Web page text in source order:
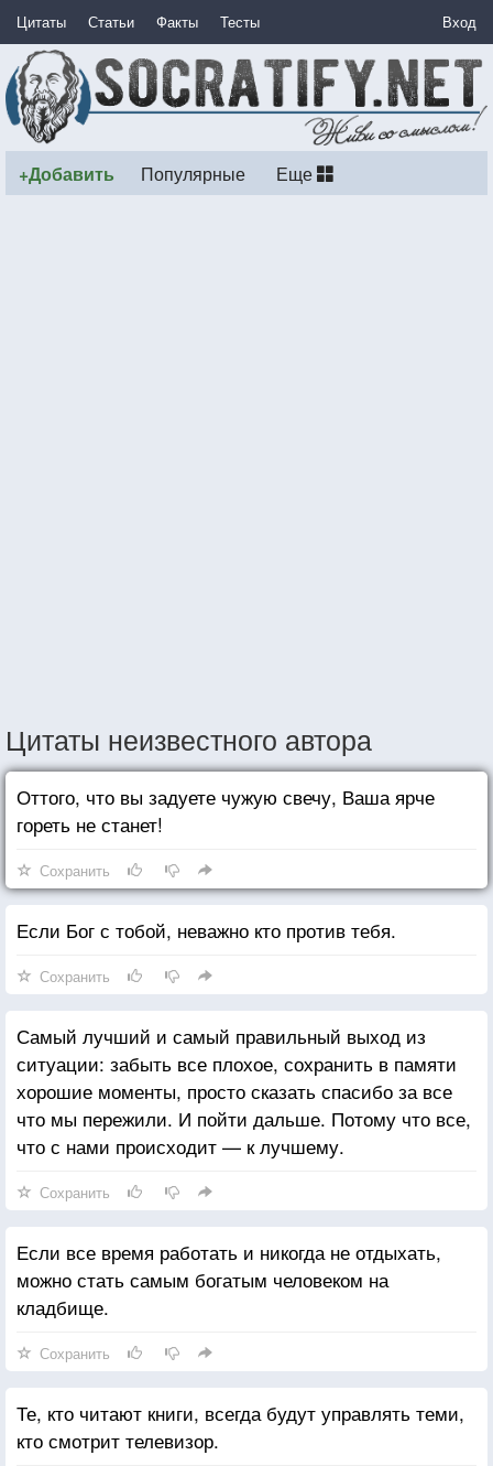
Цитаты Статьи Факты Тесты Вход
+Добавить Популярные Еще
Цитаты неизвестного автора
Оттого, что вы задуете чужую свечу, Ваша ярче
гореть не станет!
Сохранить
Если Бог с тобой, неважно кто против тебя.
Сохранить
Самый лучший и самый правильный выход из
ситуации: забыть все плохое, сохранить в памяти
хорошие моменты, просто сказать спасибо за все
что мы пережили. И пойти дальше. Потому что все,
что с нами происходит — к лучшему.
Сохранить
Если все время работать и никогда не отдыхать,
можно стать самым богатым человеком на
кладбище.
Сохранить
Те, кто читают книги, всегда будут управлять теми,
кто смотрит телевизор.